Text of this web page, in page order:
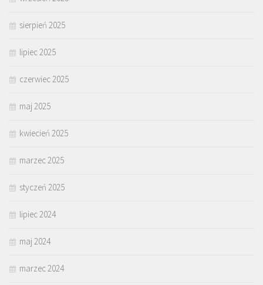
sierpień 2025
lipiec 2025
czerwiec 2025
maj 2025
kwiecień 2025
marzec 2025
styczeń 2025
lipiec 2024
maj 2024
marzec 2024